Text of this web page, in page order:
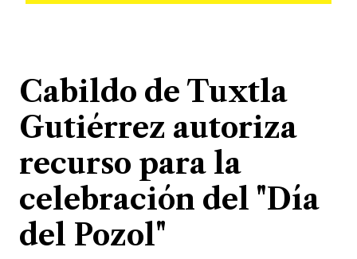
Cabildo de Tuxtla
Gutiérrez autoriza
recurso para la
celebración del "Día
del Pozol"